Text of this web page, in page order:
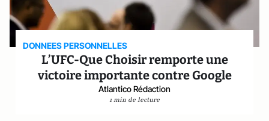
DONNEES PERSONNELLES
L’UFC-Que Choisir remporte une
victoire importante contre Google
Atlantico Rédaction
1 min de lecture